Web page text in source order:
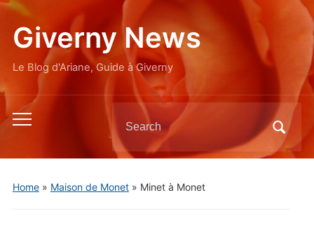
Giverny News
Le Blog d'Ariane, Guide à Giverny
Toggle
menu
Search
for:
Home» Maison de Monet» Minet à Monet